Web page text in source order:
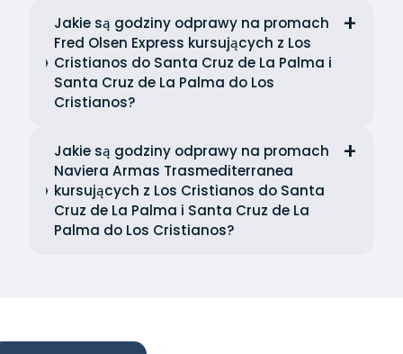
Jakie są godziny odprawy na promach
Fred Olsen Express kursujących z Los
Cristianos do Santa Cruz de La Palma i
Santa Cruz de La Palma do Los
Cristianos?
Jakie są godziny odprawy na promach
Naviera Armas Trasmediterranea
kursujących z Los Cristianos do Santa
Cruz de La Palma i Santa Cruz de La
Palma do Los Cristianos?